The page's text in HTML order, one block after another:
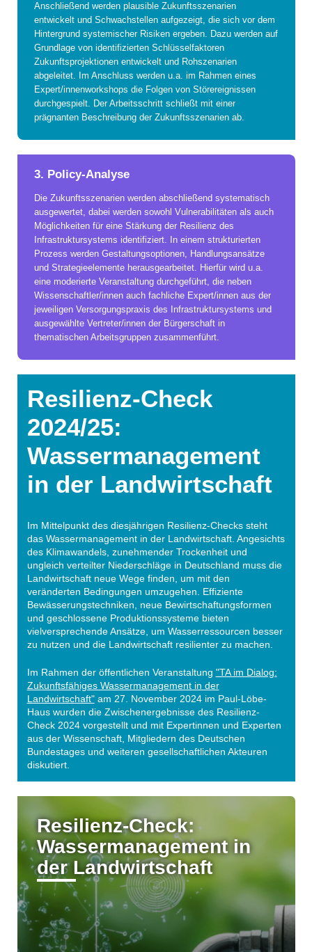
Anschließend werden plausible Zukunftsszenarien
entwickelt und Schwachstellen aufgezeigt, die sich vor dem
Hintergrund systemischer Risiken ergeben. Dazu werden auf
Grundlage von identifizierten Schlüsselfaktoren
Zukunftsprojektionen entwickelt und Rohszenarien
abgeleitet. Im Anschluss werden u.a. im Rahmen eines
Expert/innenworkshops die Folgen von Störereignissen
durchgespielt. Der Arbeitsschritt schließt mit einer
prägnanten Beschreibung der Zukunftsszenarien ab.
3. Policy-Analyse
Die Zukunftsszenarien werden abschließend systematisch
ausgewertet, dabei werden sowohl Vulnerabilitäten als auch
Möglichkeiten für eine Stärkung der Resilienz des
Infrastruktursystems identifiziert. In einem strukturierten
Prozess werden Gestaltungsoptionen, Handlungsansätze
und Strategieelemente herausgearbeitet. Hierfür wird u.a.
eine moderierte Veranstaltung durchgeführt, die neben
Wissenschaftler/innen auch fachliche Expert/innen aus der
jeweiligen Versorgungspraxis des Infrastruktursystems und
ausgewählte Vertreter/innen der Bürgerschaft in
thematischen Arbeitsgruppen zusammenführt.
Resilienz-Check
2024/25:
Wassermanagement
in der Landwirtschaft
Im Mittelpunkt des diesjährigen Resilienz-Checks steht
das Wassermanagement in der Landwirtschaft. Angesichts
des Klimawandels, zunehmender Trockenheit und
ungleich verteilter Niederschläge in Deutschland muss die
Landwirtschaft neue Wege finden, um mit den
veränderten Bedingungen umzugehen. Effiziente
Bewässerungstechniken, neue Bewirtschaftungsformen
und geschlossene Produktionssysteme bieten
vielversprechende Ansätze, um Wasserressourcen besser
zu nutzen und die Landwirtschaft resilienter zu machen.
Im Rahmen der öffentlichen Veranstaltung "TA im Dialog:
Zukunftsfähiges Wassermanagement in der
Landwirtschaft"am 27. November 2024 im Paul-Löbe-
Haus wurden die Zwischenergebnisse des Resilienz-
Check 2024 vorgestellt und mit Expertinnen und Experten
aus der Wissenschaft, Mitgliedern des Deutschen
Bundestages und weiteren gesellschaftlichen Akteuren
diskutiert.
Resilienz-Check:
Wassermanagement in
der Landwirtschaft